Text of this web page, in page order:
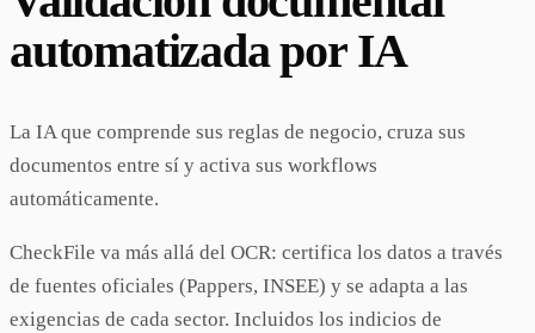
automatizada por IA
La IA que comprende sus reglas de negocio, cruza sus
documentos entre sí y activa sus workflows
automáticamente.
CheckFile va más allá del OCR: certifica los datos a través
de fuentes oficiales (Pappers, INSEE) y se adapta a las
exigencias de cada sector. Incluidos los indicios de